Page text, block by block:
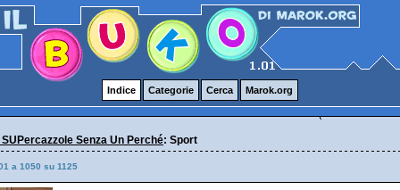
Indice Categorie Cerca Marok.org
Senza Un Perché: Sport
a 1050 su 1125